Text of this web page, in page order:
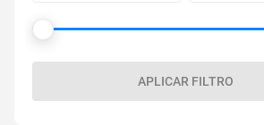
APLICAR FILTRO